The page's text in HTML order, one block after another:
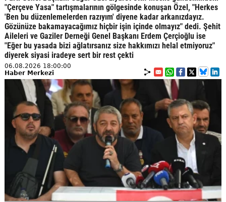
"Çerçeve Yasa" tartışmalarının gölgesinde konuşan Özel, "Herkes
'Ben bu düzenlemelerden razıyım' diyene kadar arkanızdayız.
Gözünüze bakamayacağımız hiçbir işin içinde olmayız" dedi. Şehit
Aileleri ve Gaziler Derneği Genel Başkanı Erdem Çerçioğlu ise
"Eğer bu yasada bizi ağlatırsanız size hakkımızı helal etmiyoruz"
diyerek siyasi iradeye sert bir rest çekti
06.08.2026 18:00:00
Haber Merkezi